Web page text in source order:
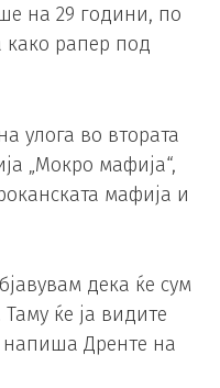
на 29 години, по
рапер под
улога во втората
„Мокро мафија“,
мафија и
дека ќе сум
Таму ќе ја видите
напиша Дренте на